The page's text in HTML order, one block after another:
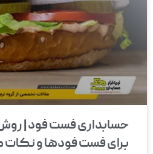
حسابداری فست فود |
برای فست فودها و